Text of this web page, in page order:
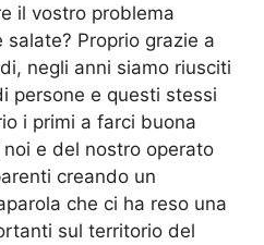
il vostro problema
Proprio grazie a
negli anni siamo riusciti
persone e questi stessi
i primi a farci buona
e del nostro operato
creando un
che ci ha reso una
sul territorio del